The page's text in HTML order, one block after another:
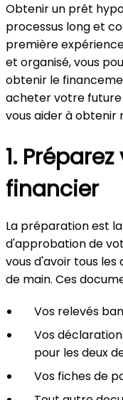
Obtenir un prêt
processus long et
première
et organisé, vous
obtenir le
acheter votre future
vous aider à
1.
financier
La préparation est
d'approbation de
vous d'avoir tous
de main. Ces
Vos relevés
Vos
pour les deux
Vos fiches de